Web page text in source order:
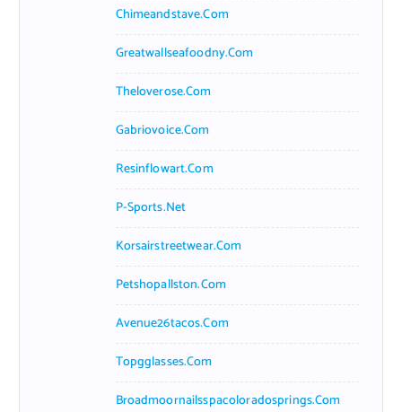
Chimeandstave.com
Greatwallseafoodny.com
Theloverose.com
Gabriovoice.com
Resinflowart.com
P-Sports.net
Korsairstreetwear.com
Petshopallston.com
Avenue26tacos.com
Topgglasses.com
Broadmoornailsspacoloradosprings.com